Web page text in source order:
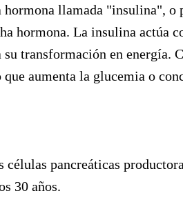
llamada "insulina", o
hormona. La insulina actúa
transformación en energía.
aumenta la glucemia o
células pancreáticas
30 años.